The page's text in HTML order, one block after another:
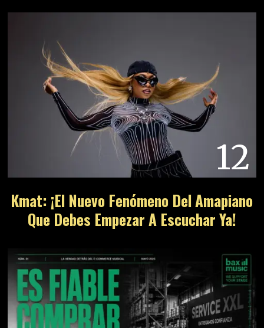
12
Kmat: ¡El Nuevo Fenómeno Del Amapiano
Que Debes Empezar A Escuchar Ya!